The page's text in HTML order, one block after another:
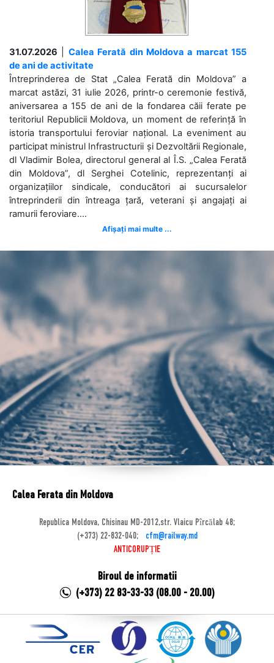
31.07.2026
Calea Ferată din Moldova a marcat 155
de ani de activitate
Întreprinderea de Stat „Calea Ferată din Moldova” a
marcat astăzi, 31 iulie 2026, printr-o ceremonie festivă,
aniversarea a 155 de ani de la fondarea căii ferate pe
teritoriul Republicii Moldova, un moment de referință în
istoria transportului feroviar național. La eveniment au
participat ministrul Infrastructurii și Dezvoltării Regionale,
dl Vladimir Bolea, directorul general al Î.S. „Calea Ferată
din Moldova”, dl Serghei Cotelinic, reprezentanți ai
organizațiilor sindicale, conducători ai sucursalelor
întreprinderii din întreaga țară, veterani și angajați ai
ramurii feroviare....
Afișați mai multe ...
Calea Ferata din Moldova
Republica Moldova, Chisinau MD-2012,str. Vlaicu Pîrcălab 48;
(+373) 22-832-040;
cfm@railway.md
ANTICORUPȚIE
Biroul de informatii
(+373) 22 83-33-33 (08.00 - 20.00)